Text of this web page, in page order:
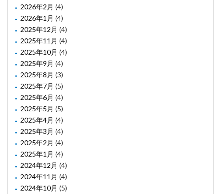
2026年2月 (4)
2026年1月 (4)
2025年12月 (4)
2025年11月 (4)
2025年10月 (4)
2025年9月 (4)
2025年8月 (3)
2025年7月 (5)
2025年6月 (4)
2025年5月 (5)
2025年4月 (4)
2025年3月 (4)
2025年2月 (4)
2025年1月 (4)
2024年12月 (4)
2024年11月 (4)
2024年10月 (5)